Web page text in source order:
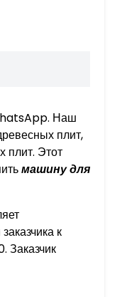
Наш
плит,
плит. Этот
машину для
к
Заказчик